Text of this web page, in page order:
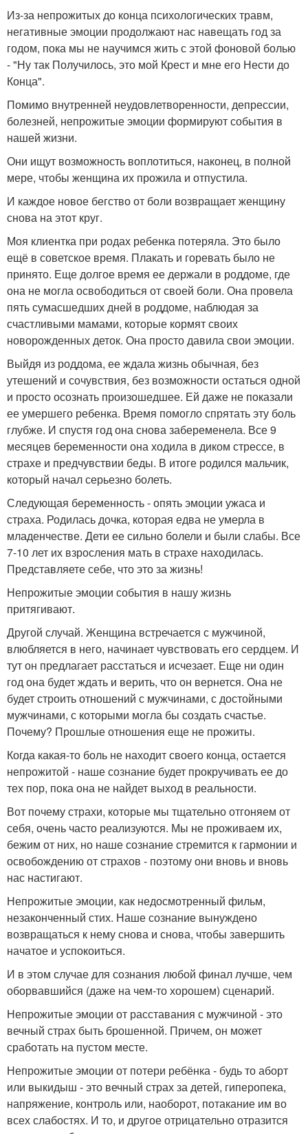
Из-за непрожитых до конца психологических травм,
негативные эмоции продолжают нас навещать год за
годом, пока мы не научимся жить с этой фоновой болью
- "Ну так Получилось, это мой Крест и мне его Нести до
Конца".
Помимо внутренней неудовлетворенности, депрессии,
болезней, непрожитые эмоции формируют события в
нашей жизни.
Они ищут возможность воплотиться, наконец, в полной
мере, чтобы женщина их прожила и отпустила.
И каждое новое бегство от боли возвращает женщину
снова на этот круг.
Моя клиентка при родах ребенка потеряла. Это было
ещё в советское время. Плакать и горевать было не
принято. Еще долгое время ее держали в роддоме, где
она не могла освободиться от своей боли. Она провела
пять сумасшедших дней в роддоме, наблюдая за
счастливыми мамами, которые кормят своих
новорожденных деток. Она просто давила свои эмоции.
Выйдя из роддома, ее ждала жизнь обычная, без
утешений и сочувствия, без возможности остаться одной
и просто осознать произошедшее. Ей даже не показали
ее умершего ребенка. Время помогло спрятать эту боль
глубже. И спустя год она снова забеременела. Все 9
месяцев беременности она ходила в диком стрессе, в
страхе и предчувствии беды. В итоге родился мальчик,
который начал серьезно болеть.
Следующая беременность - опять эмоции ужаса и
страха. Родилась дочка, которая едва не умерла в
младенчестве. Дети ее сильно болели и были слабы. Все
7-10 лет их взросления мать в страхе находилась.
Представляете себе, что это за жизнь!
Непрожитые эмоции события в нашу жизнь
притягивают.
Другой случай. Женщина встречается с мужчиной,
влюбляется в него, начинает чувствовать его сердцем. И
тут он предлагает расстаться и исчезает. Еще ни один
год она будет ждать и верить, что он вернется. Она не
будет строить отношений с мужчинами, с достойными
мужчинами, с которыми могла бы создать счастье.
Почему? Прошлые отношения еще не прожиты.
Когда какая-то боль не находит своего конца, остается
непрожитой - наше сознание будет прокручивать ее до
тех пор, пока она не найдет выход в реальности.
Вот почему страхи, которые мы тщательно отгоняем от
себя, очень часто реализуются. Мы не проживаем их,
бежим от них, но наше сознание стремится к гармонии и
освобождению от страхов - поэтому они вновь и вновь
нас настигают.
Непрожитые эмоции, как недосмотренный фильм,
незаконченный стих. Наше сознание вынуждено
возвращаться к нему снова и снова, чтобы завершить
начатое и успокоиться.
И в этом случае для сознания любой финал лучше, чем
оборвавшийся (даже на чем-то хорошем) сценарий.
Непрожитые эмоции от расставания с мужчиной - это
вечный страх быть брошенной. Причем, он может
сработать на пустом месте.
Непрожитые эмоции от потери ребёнка - будь то аборт
или выкидыш - это вечный страх за детей, гиперопека,
напряжение, контроль или, наоборот, потакание им во
всех слабостях. И то, и другое отрицательно отразится